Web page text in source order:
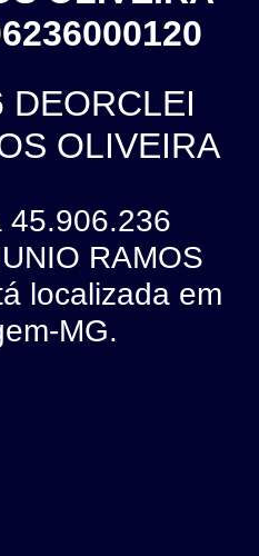
OLIVEIRA
45.906.236
RAMOS
localizada em
MG.